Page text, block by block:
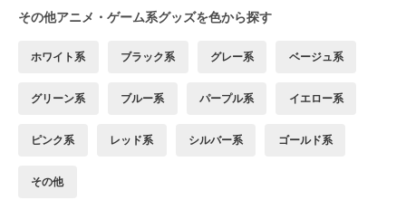
その他アニメ・ゲーム系グッズを色から探す
ホワイト系 ブラック系 グレー系 ベージュ系
グリーン系 ブルー系 パープル系 イエロー系
ピンク系 レッド系 シルバー系 ゴールド系
その他